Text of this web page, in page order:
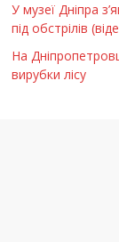
У музеї Дніпра
під обстрілів
На
вирубки лісу